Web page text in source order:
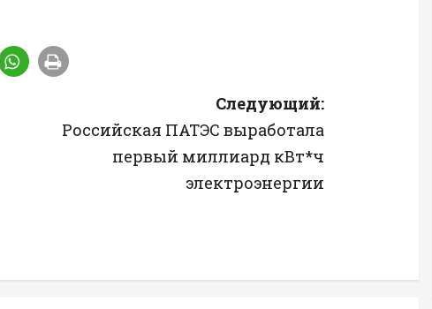
Следующий:
Российская ПАТЭС выработала
первый миллиард кВт*ч
электроэнергии